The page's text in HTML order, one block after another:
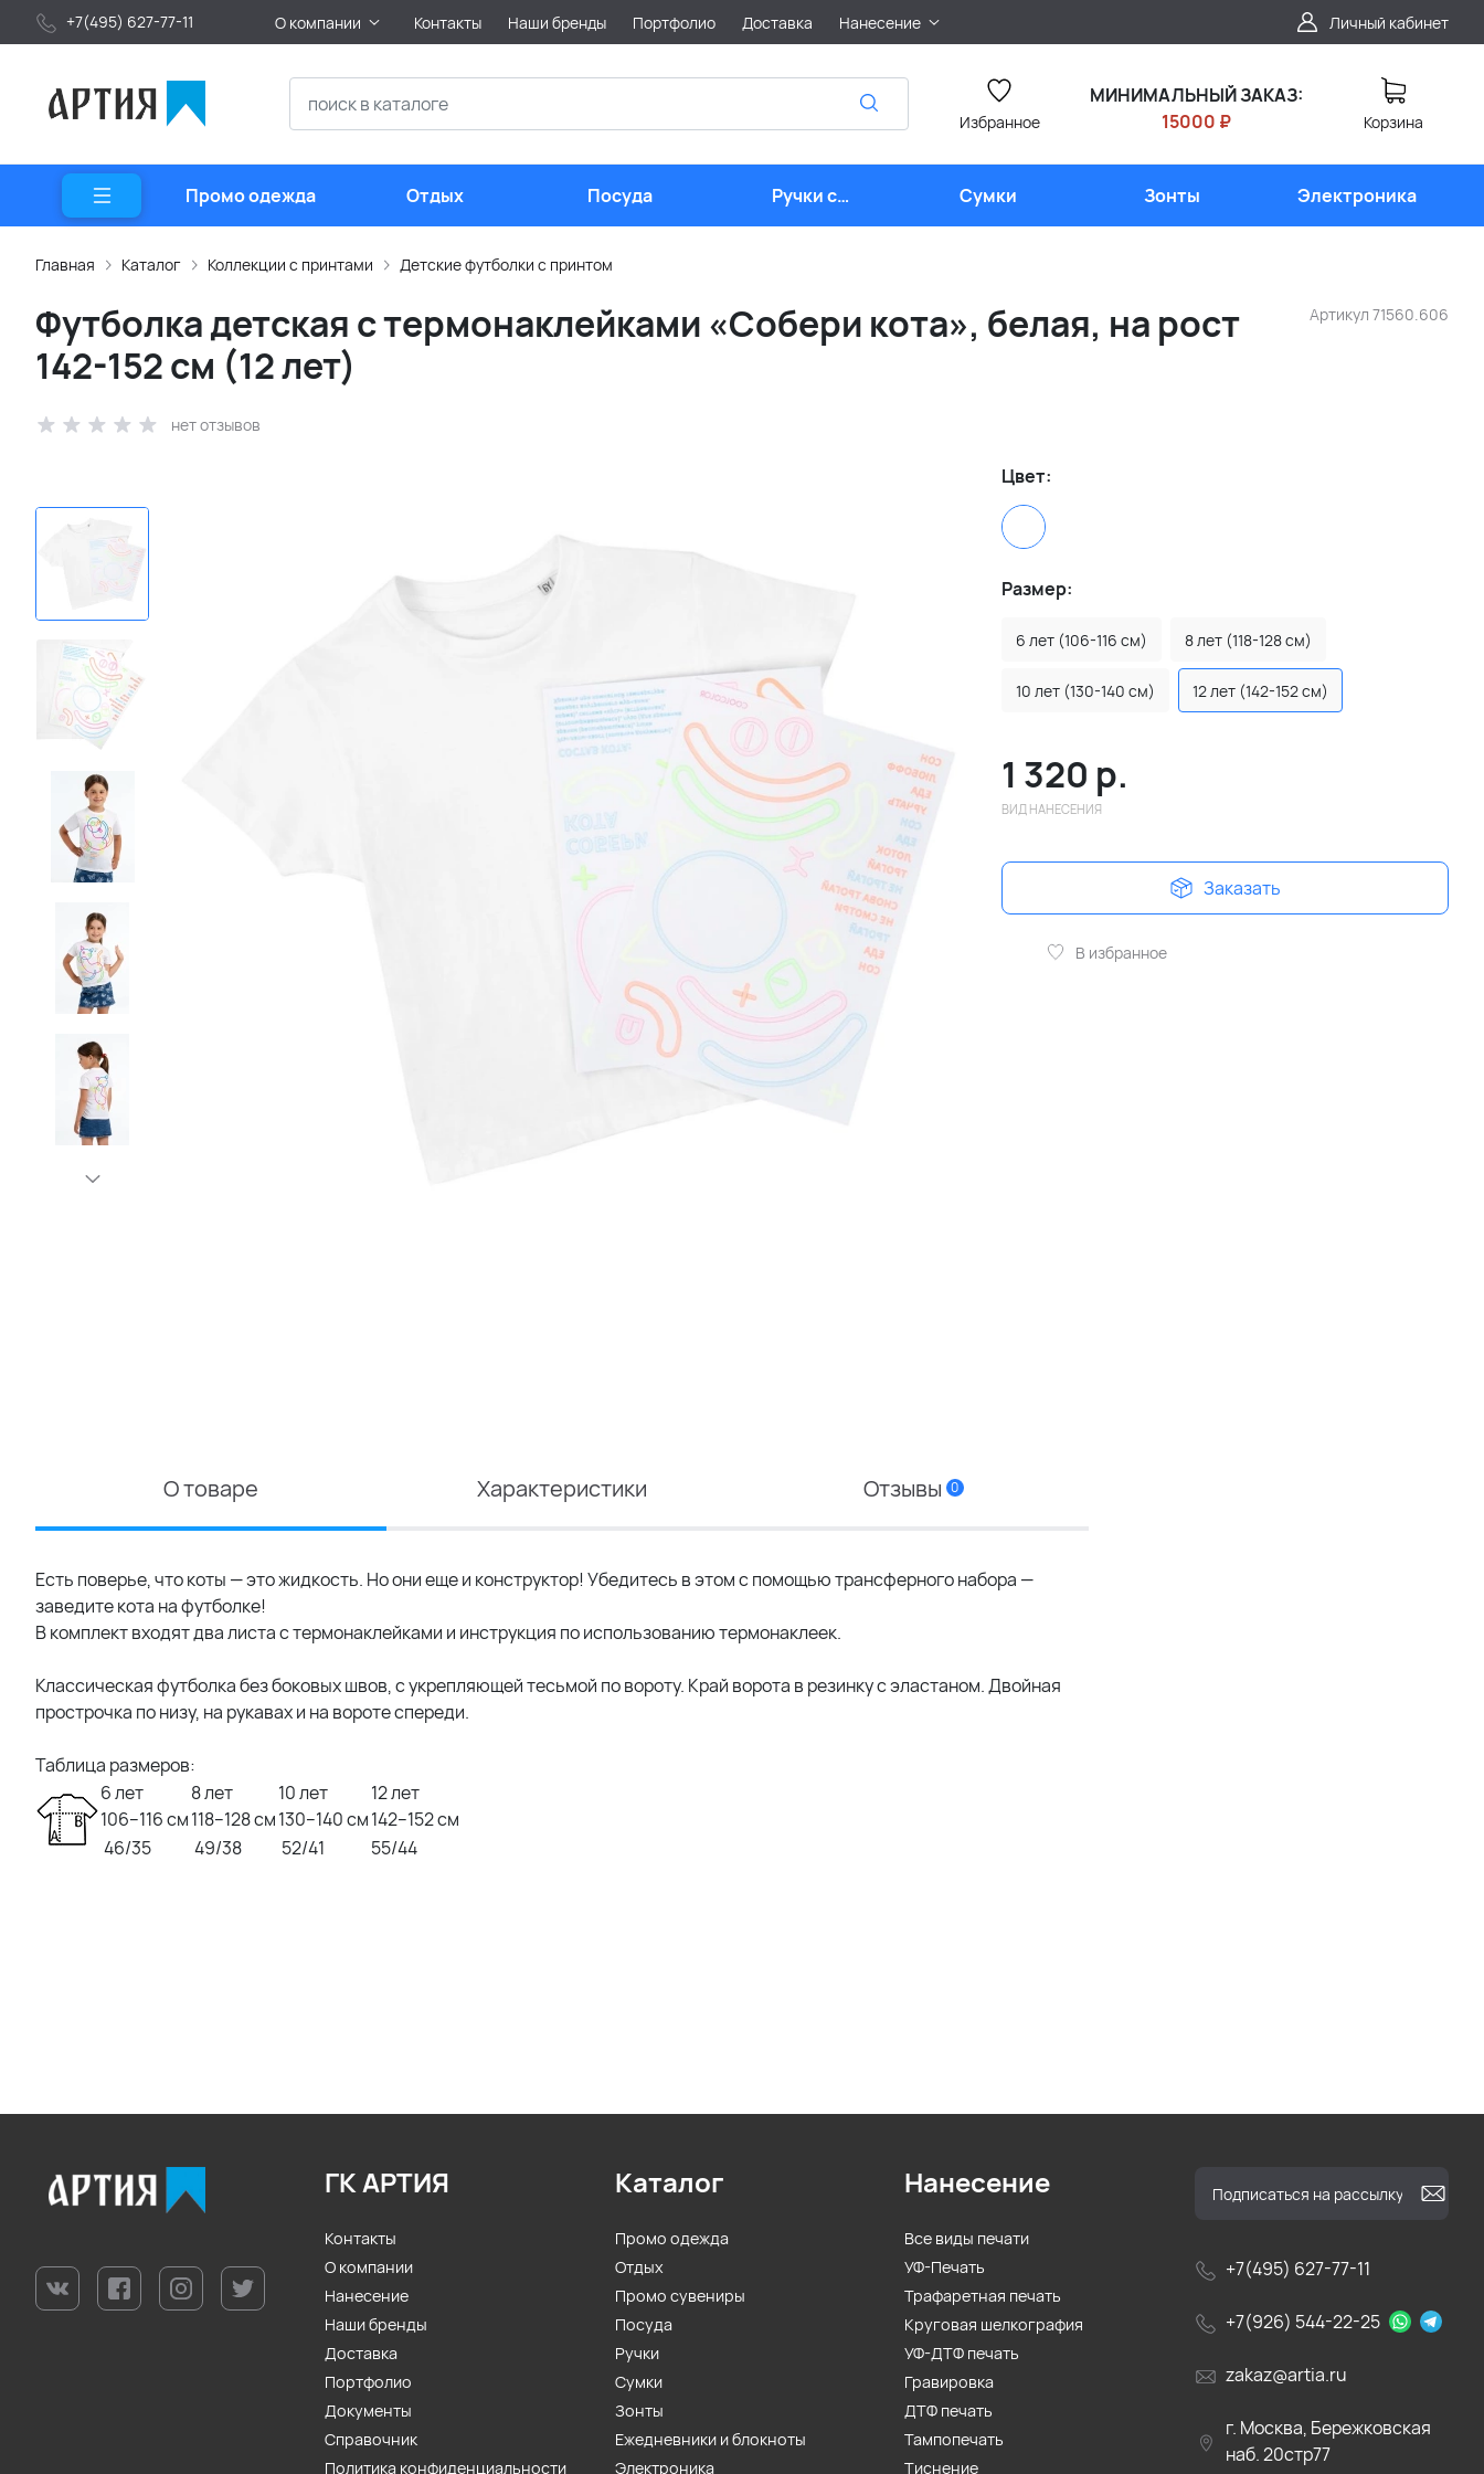
+7(495) 627-77-11 О компании Контакты Наши бренды Портфолио Доставка Нанесение Личный кабинет
Избранное
МИНИМАЛЬНЫЙ ЗАКАЗ:
15000 ₽
Корзина
Промо одежда Отдых Посуда
Ручки с
логотипом
Сумки Зонты Электроника
Главная Каталог Коллекции с принтами Детские футболки с принтом
Артикул 71560.606
Футболка детская с термонаклейками «Собери кота», белая, на рост
142-152 см (12 лет)
нет отзывов
Цвет:
Размер:
6 лет (106-116 см) 8 лет (118-128 см)
10 лет (130-140 см) 12 лет (142-152 см)
1 320 р.
ВИД НАНЕСЕНИЯ
Заказать
В избранное
О товаре Характеристики Отзывы 0
Есть поверье, что коты — это жидкость. Но они еще и конструктор! Убедитесь в этом с помощью трансферного набора —
заведите кота на футболке!
В комплект входят два листа с термонаклейками и инструкция по использованию термонаклеек.
Классическая футболка без боковых швов, с укрепляющей тесьмой по вороту. Край ворота в резинку с эластаном. Двойная
прострочка по низу, на рукавах и на вороте спереди.
Таблица размеров:
6 лет
106–116 см
8 лет
118–128 см
10 лет
130–140 см
12 лет
142–152 см
46/35
49/38 52/41 55/44
+7(495) 627-77-11
+7(926) 544-22-25
zakaz@artia.ru
г. Москва, Бережковская
наб. 20стр77
ГК АРТИЯ
Контакты
О компании
Нанесение
Наши бренды
Доставка
Портфолио
Документы
Справочник
Политика конфиденциальности
Каталог
Промо одежда
Отдых
Промо сувениры
Посуда
Ручки
Сумки
Зонты
Ежедневники и блокноты
Электроника
Нанесение
Все виды печати
УФ-Печать
Трафаретная печать
Круговая шелкография
УФ-ДТФ печать
Гравировка
ДТФ печать
Тампопечать
Тиснение